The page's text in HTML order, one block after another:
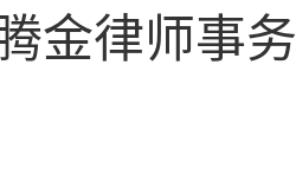
金律师事